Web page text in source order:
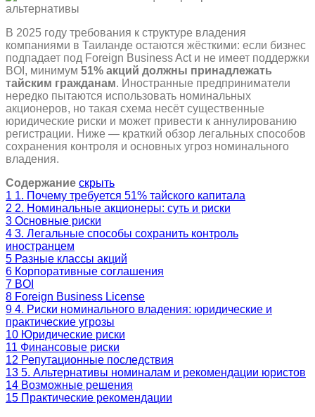
В 2025 году требования к структуре владения
компаниями в Таиланде остаются жёсткими: если бизнес
подпадает под Foreign Business Act и не имеет поддержки
BOI, минимум 51% акций должны принадлежать
тайским гражданам. Иностранные предприниматели
нередко пытаются использовать номинальных
акционеров, но такая схема несёт существенные
юридические риски и может привести к аннулированию
регистрации. Ниже — краткий обзор легальных способов
сохранения контроля и основных угроз номинального
владения.
Содержание скрыть
1 1. Почему требуется 51% тайского капитала
2 2. Номинальные акционеры: суть и риски
3 Основные риски
4 3. Легальные способы сохранить контроль
иностранцем
5 Разные классы акций
6 Корпоративные соглашения
7 BOI
8 Foreign Business License
9 4. Риски номинального владения: юридические и
практические угрозы
10 Юридические риски
11 Финансовые риски
12 Репутационные последствия
13 5. Альтернативы номиналам и рекомендации юристов
14 Возможные решения
15 Практические рекомендации